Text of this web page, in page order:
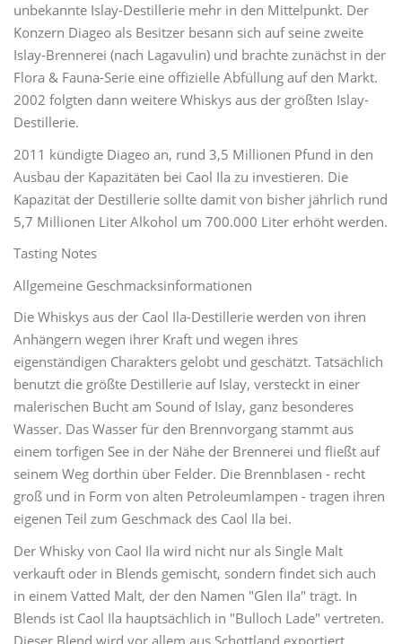
unbekannte Islay-Destillerie mehr in den Mittelpunkt. Der
Konzern Diageo als Besitzer besann sich auf seine zweite
Islay-Brennerei (nach Lagavulin) und brachte zunächst in der
Flora & Fauna-Serie eine offizielle Abfüllung auf den Markt.
2002 folgten dann weitere Whiskys aus der größten Islay-
Destillerie.
2011 kündigte Diageo an, rund 3,5 Millionen Pfund in den
Ausbau der Kapazitäten bei Caol Ila zu investieren. Die
Kapazität der Destillerie sollte damit von bisher jährlich rund
5,7 Millionen Liter Alkohol um 700.000 Liter erhöht werden.
Tasting Notes
Allgemeine Geschmacksinformationen
Die Whiskys aus der Caol Ila-Destillerie werden von ihren
Anhängern wegen ihrer Kraft und wegen ihres
eigenständigen Charakters gelobt und geschätzt. Tatsächlich
benutzt die größte Destillerie auf Islay, versteckt in einer
malerischen Bucht am Sound of Islay, ganz besonderes
Wasser. Das Wasser für den Brennvorgang stammt aus
einem torfigen See in der Nähe der Brennerei und fließt auf
seinem Weg dorthin über Felder. Die Brennblasen - recht
groß und in Form von alten Petroleumlampen - tragen ihren
eigenen Teil zum Geschmack des Caol Ila bei.
Der Whisky von Caol Ila wird nicht nur als Single Malt
verkauft oder in Blends gemischt, sondern findet sich auch
in einem Vatted Malt, der den Namen "Glen Ila" trägt. In
Blends ist Caol Ila hauptsächlich in "Bulloch Lade" vertreten.
Dieser Blend wird vor allem aus Schottland exportiert.